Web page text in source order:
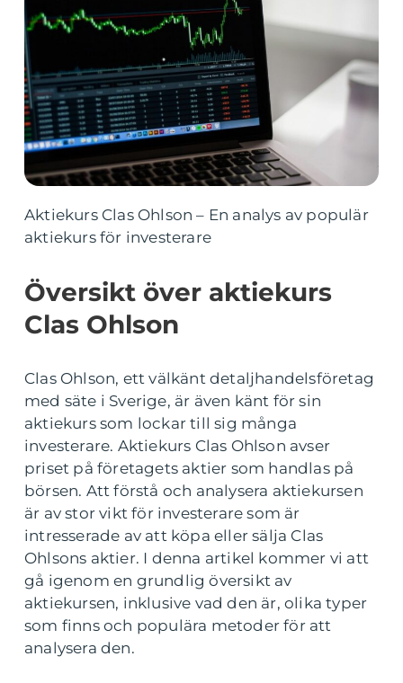
Aktiekurs Clas Ohlson – En analys av populär
aktiekurs för investerare
Översikt över aktiekurs
Clas Ohlson
Clas Ohlson, ett välkänt detaljhandelsföretag
med säte i Sverige, är även känt för sin
aktiekurs som lockar till sig många
investerare. Aktiekurs Clas Ohlson avser
priset på företagets aktier som handlas på
börsen. Att förstå och analysera aktiekursen
är av stor vikt för investerare som är
intresserade av att köpa eller sälja Clas
Ohlsons aktier. I denna artikel kommer vi att
gå igenom en grundlig översikt av
aktiekursen, inklusive vad den är, olika typer
som finns och populära metoder för att
analysera den.